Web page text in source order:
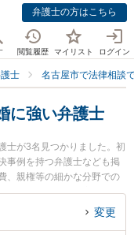
弁護士の方はこちら
閲覧履歴 マイリスト ログイン
士 名古屋市で法律相談
に強い弁護士
士が3名見つかりました。初
事例を持つ弁護士なども掲
、親権等の細かな分野での
律事務所の牧野 太郎弁護士
晴弁護士、ながえ法律事務
変更